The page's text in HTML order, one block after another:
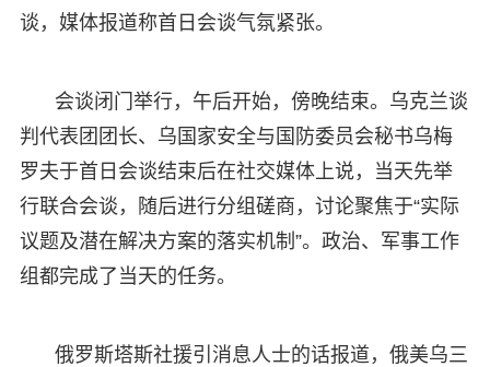
谈，媒体报道称首日会谈气氛紧张。
会谈闭门举行，午后开始，傍晚结束。乌克兰谈
判代表团团长、乌国家安全与国防委员会秘书乌梅
罗夫于首日会谈结束后在社交媒体上说，当天先举
行联合会谈，随后进行分组磋商，讨论聚焦于“实际
议题及潜在解决方案的落实机制”。政治、军事工作
组都完成了当天的任务。
俄罗斯塔斯社援引消息人士的话报道，俄美乌三